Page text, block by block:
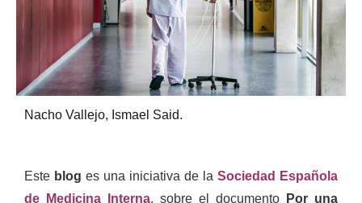
Nacho Vallejo, Ismael Said.
Este blog es una iniciativa de la Sociedad Española
de Medicina Interna, sobre el documento
Por una